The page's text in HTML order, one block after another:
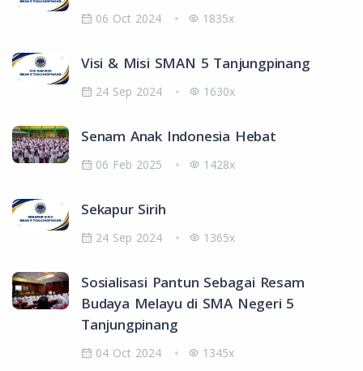
06 Oct 2024 1835x
Visi & Misi SMAN 5 Tanjungpinang
24 Sep 2024 1630x
Senam Anak Indonesia Hebat
06 Feb 2025 1428x
Sekapur Sirih
24 Sep 2024 1365x
Sosialisasi Pantun Sebagai Resam
Budaya Melayu di SMA Negeri 5
Tanjungpinang
04 Oct 2024 1345x